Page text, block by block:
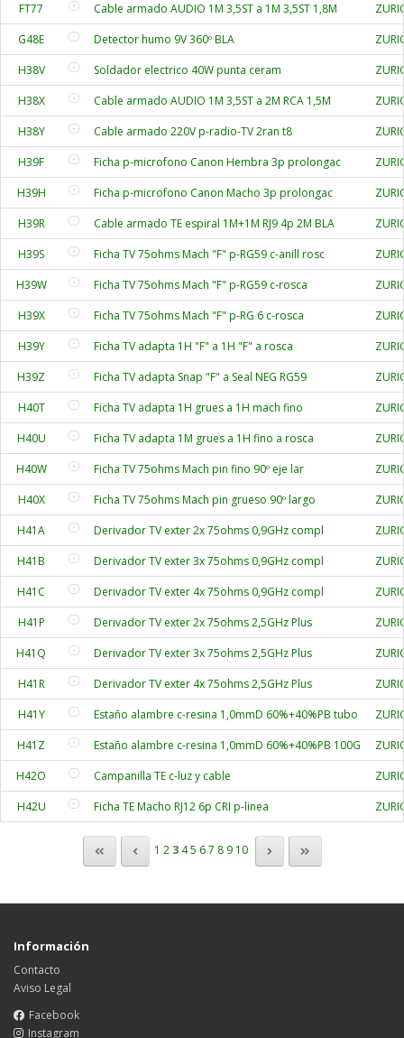
FT77
Cable armado AUDIO 1M 3,5ST a 1M 3,5ST 1,8M
G48E
Detector humo 9V 360º BLA
H38V
Soldador electrico 40W punta ceram
H38X
Cable armado AUDIO 1M 3,5ST a 2M RCA 1,5M
H38Y
Cable armado 220V p-radio-TV 2ran t8
H39F
Ficha p-microfono Canon Hembra 3p prolongac
H39H
Ficha p-microfono Canon Macho 3p prolongac
H39R
Cable armado TE espiral 1M+1M RJ9 4p 2M BLA
H39S
Ficha TV 75ohms Mach "F" p-RG59 c-anill rosc
H39W
Ficha TV 75ohms Mach "F" p-RG59 c-rosca
H39X
Ficha TV 75ohms Mach "F" p-RG 6 c-rosca
H39Y
Ficha TV adapta 1H "F" a 1H "F" a rosca
H39Z
Ficha TV adapta Snap "F" a Seal NEG RG59
H40T
Ficha TV adapta 1H grues a 1H mach fino
H40U
Ficha TV adapta 1M grues a 1H fino a rosca
H40W
Ficha TV 75ohms Mach pin fino 90º eje lar
H40X
Ficha TV 75ohms Mach pin grueso 90º largo
H41A
Derivador TV exter 2x 75ohms 0,9GHz compl
H41B
Derivador TV exter 3x 75ohms 0,9GHz compl
H41C
Derivador TV exter 4x 75ohms 0,9GHz compl
H41P
Derivador TV exter 2x 75ohms 2,5GHz Plus
H41Q
Derivador TV exter 3x 75ohms 2,5GHz Plus
H41R
Derivador TV exter 4x 75ohms 2,5GHz Plus
H41Y
Estaño alambre c-resina 1,0mmD 60%+40%PB tubo
H41Z
Estaño alambre c-resina 1,0mmD 60%+40%PB 100G
H42O
Campanilla TE c-luz y cable
H42U
Ficha TE Macho RJ12 6p CRI p-linea
1 2 3 4 5 6 7 8 9 10
Información
Contacto
Aviso Legal
Facebook
Instagram